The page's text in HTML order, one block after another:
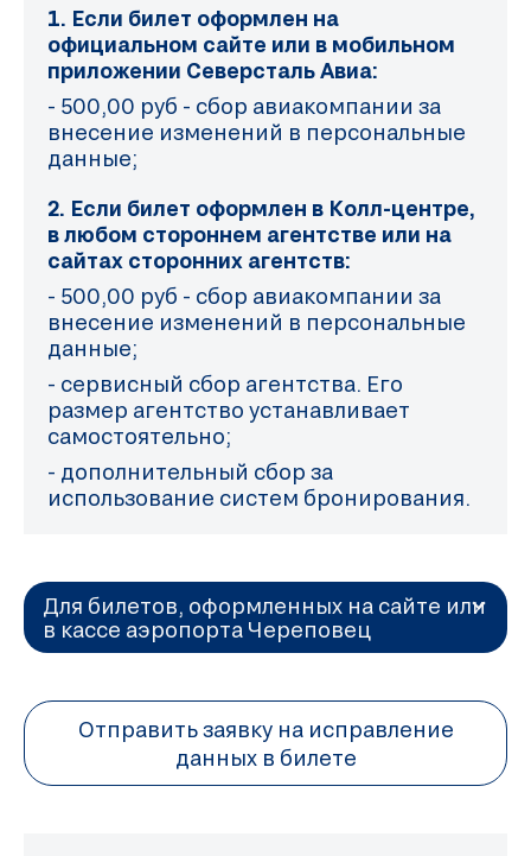
1. Если билет оформлен на
официальном сайте или в мобильном
приложении Северсталь Авиа:
- 500,00 руб - сбор авиакомпании за
внесение изменений в персональные
данные;
2. Если билет оформлен в Колл-центре,
в любом стороннем агентстве или на
сайтах сторонних агентств:
- 500,00 руб - сбор авиакомпании за
внесение изменений в персональные
данные;
- сервисный сбор агентства. Его
размер агентство устанавливает
самостоятельно;
- дополнительный сбор за
использование систем бронирования.
Для билетов, оформленных на сайте или
в кассе аэропорта Череповец
Отправить заявку на исправление
данных в билете